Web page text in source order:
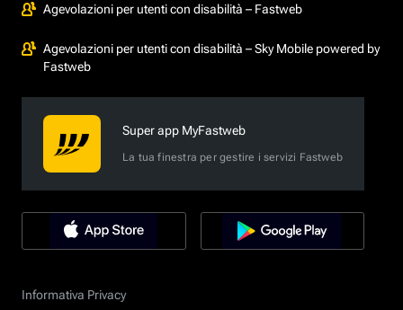
Agevolazioni per utenti con disabilità – Fastweb
Agevolazioni per utenti con disabilità – Sky Mobile powered by
Fastweb
Super app MyFastweb
La tua finestra per gestire i servizi Fastweb
Informativa Privacy